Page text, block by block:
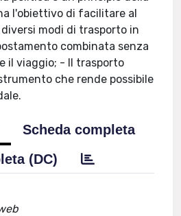
l'obiettivo di facilitare al
modi di trasporto in
combinata senza
il viaggio; - Il trasporto
che rende possibile
Scheda completa
(DC)